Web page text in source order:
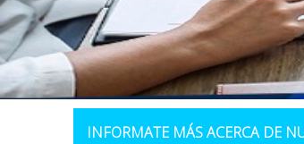
INFORMATE MÁS ACERCA DE